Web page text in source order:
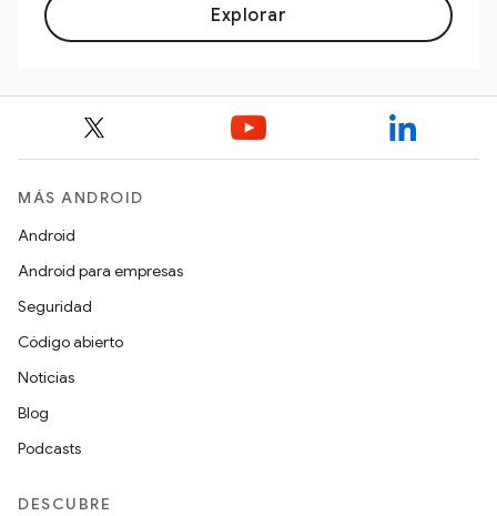
Explorar
MÁS ANDROID
Android
Android para empresas
Seguridad
Código abierto
Noticias
Blog
Podcasts
DESCUBRE